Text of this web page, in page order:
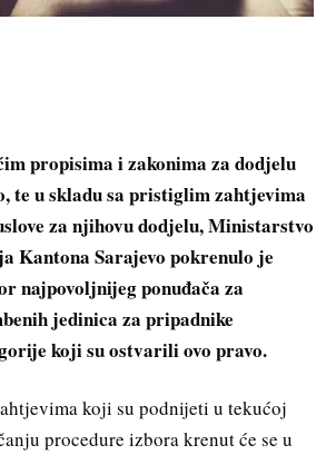
propisima i zakonima za dodjelu
te u skladu sa pristiglim zahtjevima
za njihovu dodjelu, Ministarstvo
Kantona Sarajevo pokrenulo je
najpovoljnijeg ponuđača za
jedinica za pripadnike
koji su ostvarili ovo pravo.
koji su podnijeti u tekućoj
procedure izbora krenut će se u